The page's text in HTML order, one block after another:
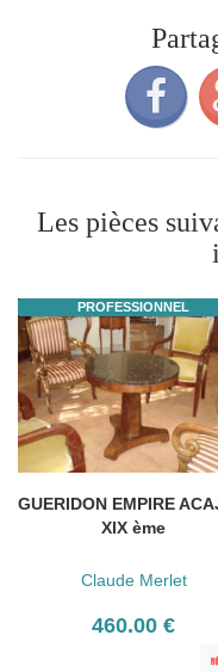
Les pièces
PROFESSIONNEL
GUERIDON EMPIRE
XIX ème
Claude Merlet
460.00 €